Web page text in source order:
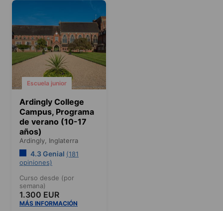
Escuela junior
Ardingly College
Campus, Programa
de verano (10-17
años)
Ardingly, Inglaterra
4.3 Genial (181
opiniones)
Curso desde (por
semana)
1.300 EUR
MÁS INFORMACIÓN